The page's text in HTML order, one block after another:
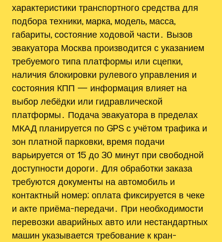
характеристики транспортного средства для
подбора техники, марка, модель, масса,
габариты, состояние ходовой части․ Вызов
эвакуатора Москва производится с указанием
требуемого типа платформы или сцепки,
наличия блокировки рулевого управления и
состояния КПП — информация влияет на
выбор лебёдки или гидравлической
платформы․ Подача эвакуатора в пределах
МКАД планируется по GPS с учётом трафика и
зон платной парковки, время подачи
варьируется от 15 до 30 минут при свободной
доступности дороги․ Для обработки заказа
требуются документы на автомобиль и
контактный номер; оплата фиксируется в чеке
и акте приёма-передачи․ При необходимости
перевозки аварийных авто или нестандартных
машин указывается требование к кран-